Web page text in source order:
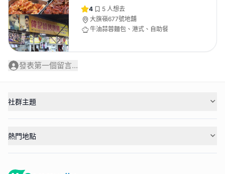
4 5 人想去
大旗嶺677號地舖
牛油蒜蓉麵包、港式、自助餐
發表第一個留言...
社群主題
熱門地點